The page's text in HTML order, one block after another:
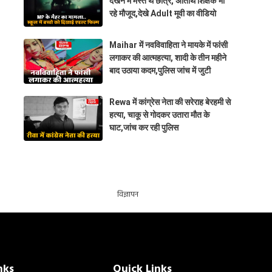
रहे मौजूद,देखे Adult मूवी का वीडियो
Maihar में नवविवाहिता ने मायके में फांसी
लगाकर की आत्महत्या, शादी के तीन महीने
बाद उठाया कदम,पुलिस जांच में जुटी
Rewa में कांग्रेस नेता की सरेराह बेरहमी से
हत्या, चाकू से गोदकर उतारा मौत के
घाट,जांच कर रही पुलिस
विज्ञापन